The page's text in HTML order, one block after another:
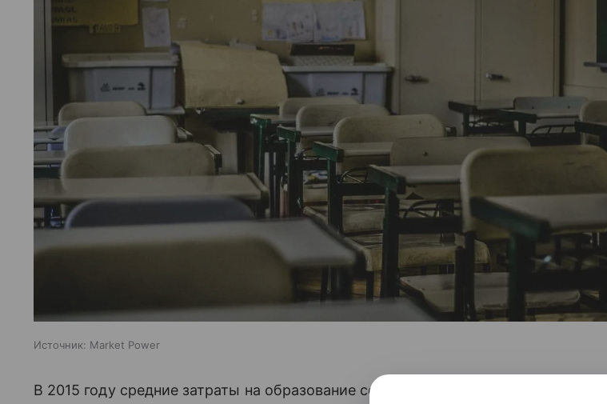
Источник: Market Power
В 2015 году средние затраты на образование составляли ₽2,98 млн на человека,